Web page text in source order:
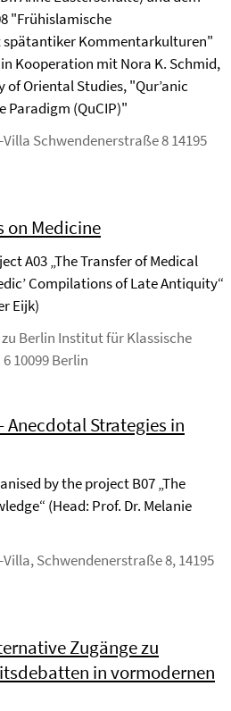
"Frühislamische
spätantiker Kommentarkulturen"
Kooperation mit Nora K. Schmid,
Oriental Studies, "Qur’anic
Paradigm (QuCIP)"
Schwendenerstraße 8 14195
on Medicine
A03 „The Transfer of Medical
Compilations of Late Antiquity“
Eijk)
Berlin Institut für Klassische
10099 Berlin
Strategies in
by the project B07 „The
(Head: Prof. Dr. Melanie
Schwendenerstraße 8, 14195
Zugänge zu
in vormodernen